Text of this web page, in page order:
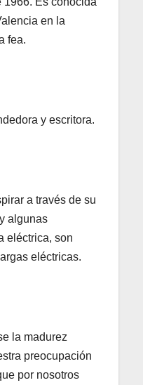
en la
fea.
y escritora.
a través de su
algunas
eléctrica, son
eléctricas.
la madurez
preocupación
por nosotros